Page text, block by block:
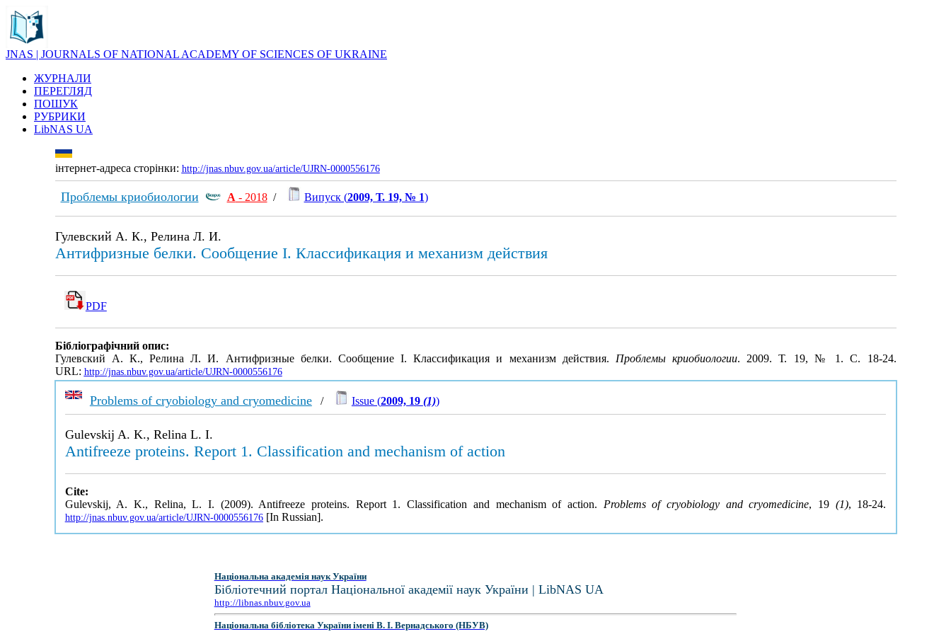
JNAS | JOURNALS OF NATIONAL ACADEMY OF SCIENCES OF UKRAINE
ЖУРНАЛИ
ПЕРЕГЛЯД
ПОШУК
РУБРИКИ
LibNAS UA
інтернет-адреса сторінки: http://jnas.nbuv.gov.ua/article/UJRN-0000556176
Проблемы криобиологии А - 2018/ Випуск (2009, Т. 19, № 1)
Гулевский А. К., Релина Л. И.
Антифризные белки. Сообщение I. Классификация и механизм действия
PDF
Бібліографічний опис:
Гулевский А. К., Релина Л. И. Антифризные белки. Сообщение I. Классификация и механизм действия. Проблемы криобиологии. 2009. Т. 19, № 1. С. 18-24.
URL: http://jnas.nbuv.gov.ua/article/UJRN-0000556176
Problems of cryobiology and cryomedicine/ Issue (2009, 19 (1))
Gulevskij A. K., Relina L. I.
Antifreeze proteins. Report 1. Classification and mechanism of action
Cite:
Gulevskij, A. K., Relina, L. I. (2009). Antifreeze proteins. Report 1. Classification and mechanism of action. Problems of cryobiology and cryomedicine, 19 (1), 18-24.
http://jnas.nbuv.gov.ua/article/UJRN-0000556176[In Russian].
Національна академія наук України
Бібліотечний портал Національної академії наук України | LibNAS UA
http://libnas.nbuv.gov.ua
Національна бібліотека України імені В. І. Вернадського (НБУВ)